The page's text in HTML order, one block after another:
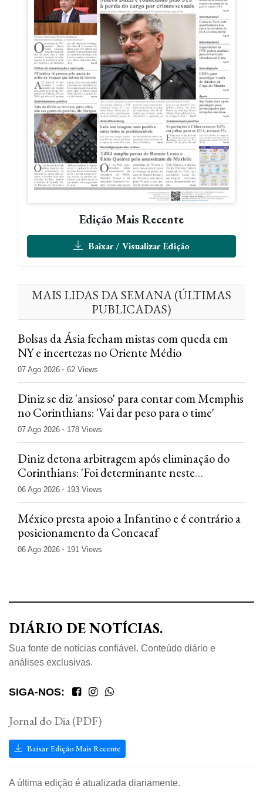
Edição Mais Recente
Baixar / Visualizar Edição
MAIS LIDAS DA SEMANA (ÚLTIMAS
PUBLICADAS)
Bolsas da Ásia fecham mistas com queda em
NY e incertezas no Oriente Médio
07 Ago 2026 62 Views
Diniz se diz 'ansioso' para contar com Memphis
no Corinthians: 'Vai dar peso para o time'
07 Ago 2026 178 Views
Diniz detona arbitragem após eliminação do
Corinthians: 'Foi determinante neste
confronto'
06 Ago 2026 193 Views
México presta apoio a Infantino e é contrário a
posicionamento da Concacaf
06 Ago 2026 191 Views
DIÁRIO DE NOTÍCIAS.
Sua fonte de notícias confiável. Conteúdo diário e
análises exclusivas.
SIGA-NOS:
Jornal do Dia (PDF)
Baixar Edição Mais Recente
A última edição é atualizada diariamente.